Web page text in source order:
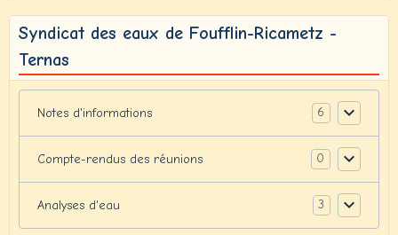
Syndicat des eaux de Foufflin-Ricametz -
Ternas
Notes d'informations 6
Compte-rendus des réunions 0
Analyses d'eau 3